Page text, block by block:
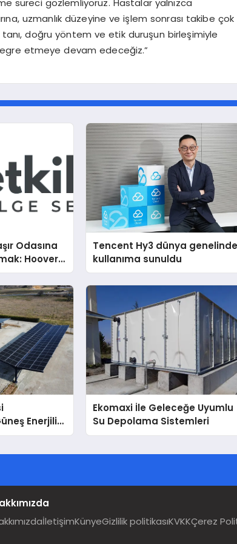
süreci gözlemliyoruz. Hastalar yalnızca
uzmanlık düzeyine ve işlem sonrası takibe çok
doğru yöntem ve etik duruşun birleşimiyle
etmeye devam edeceğiz.”
Odasına
Hoover
Teknik
Tencent Hy3 dünya
kullanıma sunuldu
Enerjili
Ekomaxi İle Geleceğe Uyumlu
Su Depolama Sistemleri
İletişimKünyeGizlilik politikasıKVKKÇerez